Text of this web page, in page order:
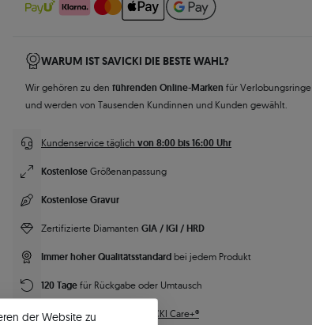
WARUM IST SAVICKI DIE BESTE WAHL?
Wir gehören zu den führenden Online-Marken für Verlobungsringe
und werden von Tausenden Kundinnen und Kunden gewählt.
Kundenservice täglich von 8:00 bis 16:00 Uhr
Kostenlose Größenanpassung
Kostenlose Gravur
Zertifizierte Diamanten GIA / IGI / HRD
Immer hoher Qualitätsstandard bei jedem Produkt
120 Tage für Rückgabe oder Umtausch
Lebenslanger Service SAVICKI Care+®
der Website zu